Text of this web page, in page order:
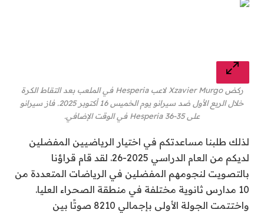
ركض Xzavier Murgo لاعب Hesperia في الملعب بعد التقاط الكرة
خلال الربع الأول ضد سيرانو يوم الخميس 16 أكتوبر 2025. فاز سيرانو
على Hesperia 36-35 في الوقت الإضافي.
لذلك طلبنا مساعدتكم في اختيار الرياضيين المفضلين
لديكم من العام الدراسي 2025-26. لقد قام قراؤنا
بالتصويت لنجومهم المفضلين في الرياضات المتعددة من
10 مدارس ثانوية مختلفة في منطقة الصحراء العليا.
واختتمت الجولة الأولى بإجمالي 8210 صوتًا بين